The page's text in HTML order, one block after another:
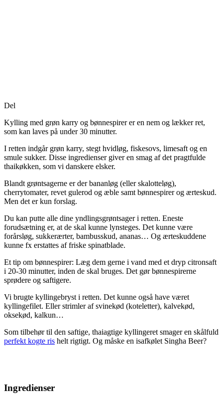
Del
Kylling med grøn karry og bønnespirer er en nem og lækker ret,
som kan laves på under 30 minutter.
I retten indgår grøn karry, stegt hvidløg, fiskesovs, limesaft og en
smule sukker. Disse ingredienser giver en smag af det pragtfulde
thaikøkken, som vi danskere elsker.
Blandt grøntsagerne er der bananløg (eller skalotteløg),
cherrytomater, revet gulerod og æble samt bønnespirer og ærteskud.
Men det er kun forslag.
Du kan putte alle dine yndlingsgrøntsager i retten. Eneste
forudsætning er, at de skal kunne lynsteges. Det kunne være
forårsløg, sukkerærter, bambusskud, ananas… Og ærteskuddene
kunne fx erstattes af friske spinatblade.
Et tip om bønnespirer: Læg dem gerne i vand med et dryp citronsaft
i 20-30 minutter, inden de skal bruges. Det gør bønnespirerne
sprødere og saftigere.
Vi brugte kyllingebryst i retten. Det kunne også have været
kyllingefilet. Eller strimler af svinekød (koteletter), kalvekød,
oksekød, kalkun…
Som tilbehør til den saftige, thaiagtige kyllingeret smager en skålfuld
perfekt kogte ris helt rigtigt. Og måske en isafkølet Singha Beer?
Ingredienser